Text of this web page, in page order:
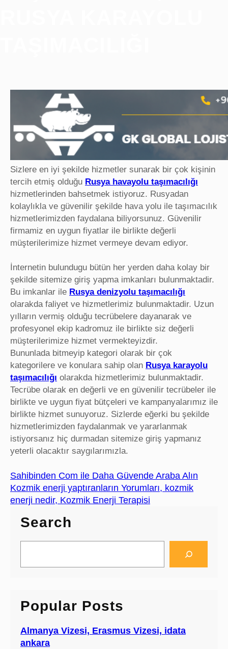
Sizlere en iyi şekilde hizmetler sunarak bir çok kişinin
tercih etmiş olduğu Rusya havayolu taşımacılığı
hizmetlerinden bahsetmek istiyoruz. Rusyadan
kolaylıkla ve güvenilir şekilde hava yolu ile taşımacılık
hizmetlerimizden faydalana biliyorsunuz. Güvenilir
firmamiz en uygun fiyatlar ile birlikte değerli
müşterilerimize hizmet vermeye devam ediyor.
İnternetin bulundugu bütün her yerden daha kolay bir
şekilde sitemize giriş yapma imkanları bulunmaktadir.
Bu imkanlar ile Rusya denizyolu taşımacılığı
olarakda faliyet ve hizmetlerimiz bulunmaktadir. Uzun
yılların vermiş olduğu tecrübelere dayanarak ve
profesyonel ekip kadromuz ile birlikte siz değerli
müşterilerimize hizmet vermekteyizdir.
Bununlada bitmeyip kategori olarak bir çok
kategorilere ve konulara sahip olan Rusya karayolu
taşımacılığı olarakda hizmetlerimiz bulunmaktadir.
Tecrübe olarak en değerli ve en güvenilir tecrübeler ile
birlikte ve uygun fiyat bütçeleri ve kampanyalarımız ile
birlikte hizmet sunuyoruz. Sizlerde eğerki bu şekilde
hizmetlerimizden faydalanmak ve yararlanmak
istiyorsanız hiç durmadan sitemize giriş yapmanız
yeterli olacaktır saygılarımızla.
Sahibinden Com ile Daha Güvende Araba Alın
Kozmik enerji yaptıranların Yorumları, kozmik
enerji nedir, Kozmik Enerji Terapisi
Search
a
h
Popular Posts
Almanya Vizesi, Erasmus Vizesi, idata
ankara